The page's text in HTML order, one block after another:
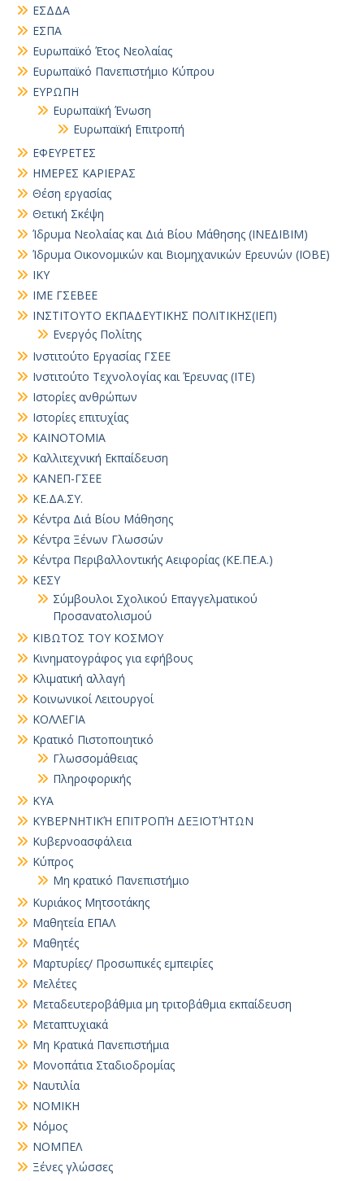
ΕΣΔΔΑ
ΕΣΠΑ
Ευρωπαϊκό Έτος Νεολαίας
Ευρωπαϊκό Πανεπιστήμιο Κύπρου
ΕΥΡΩΠΗ
Ευρωπαϊκή Ένωση
Ευρωπαϊκή Επιτροπή
ΕΦΕΥΡΕΤΕΣ
ΗΜΕΡΕΣ ΚΑΡΙΕΡΑΣ
Θέση εργασίας
Θετική Σκέψη
Ίδρυμα Νεολαίας και Διά Βίου Μάθησης (ΙΝΕΔΙΒΙΜ)
Ίδρυμα Οικονομικών και Βιομηχανικών Ερευνών (ΙΟΒΕ)
ΙΚΥ
ΙΜΕ ΓΣΕΒΕΕ
ΙΝΣΤΙΤΟΥΤΟ ΕΚΠΑΔΕΥΤΙΚΗΣ ΠΟΛΙΤΙΚΗΣ(ΙΕΠ)
Ενεργός Πολίτης
Ινστιτούτο Εργασίας ΓΣΕΕ
Ινστιτούτο Τεχνολογίας και Έρευνας (ΙΤΕ)
Ιστορίες ανθρώπων
Ιστορίες επιτυχίας
ΚΑΙΝΟΤΟΜΙΑ
Καλλιτεχνική Εκπαίδευση
ΚΑΝΕΠ-ΓΣΕΕ
ΚΕ.ΔΑ.ΣΥ.
Κέντρα Διά Βίου Μάθησης
Κέντρα Ξένων Γλωσσών
Κέντρα Περιβαλλοντικής Αειφορίας (ΚΕ.ΠΕ.Α.)
ΚΕΣΥ
Σύμβουλοι Σχολικού Επαγγελματικού
Προσανατολισμού
ΚΙΒΩΤΟΣ ΤΟΥ ΚΟΣΜΟΥ
Κινηματογράφος για εφήβους
Κλιματική αλλαγή
Κοινωνικοί Λειτουργοί
ΚΟΛΛΕΓΙΑ
Κρατικό Πιστοποιητικό
Γλωσσομάθειας
Πληροφορικής
ΚΥΑ
ΚΥΒΕΡΝΗΤΙΚΉ ΕΠΙΤΡΟΠΉ ΔΕΞΙΟΤΉΤΩΝ
Κυβερνοασφάλεια
Κύπρος
Μη κρατικό Πανεπιστήμιο
Κυριάκος Μητσοτάκης
Μαθητεία ΕΠΑΛ
Μαθητές
Μαρτυρίες/ Προσωπικές εμπειρίες
Μελέτες
Μεταδευτεροβάθμια μη τριτοβάθμια εκπαίδευση
Μεταπτυχιακά
Μη Κρατικά Πανεπιστήμια
Μονοπάτια Σταδιοδρομίας
Ναυτιλία
ΝΟΜΙΚΗ
Νόμος
ΝΟΜΠΕΛ
Ξένες γλώσσες